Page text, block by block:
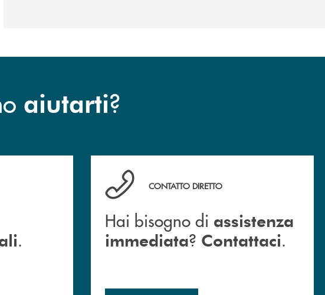
aiutarti?
filiali .
.
Hai bisogno di assistenza immediata ? Contattaci .
CONTATTO DIRETTO
Hai bisogno di assistenza
immediata? Contattaci.